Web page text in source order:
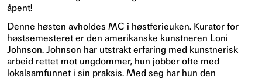
åpent!
Denne høsten avholdes MC i høstferieuken. Kurator for
høstsemesteret er den amerikanske kunstneren Loni
Johnson. Johnson har utstrakt erfaring med kunstnerisk
arbeid rettet mot ungdommer, hun jobber ofte med
lokalsamfunnet i sin praksis. Med seg har hun den